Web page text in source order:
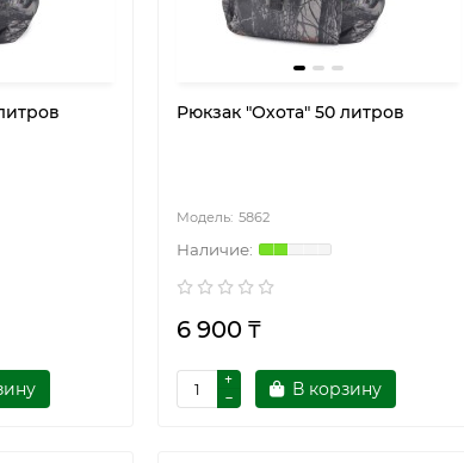
Рюкзак "Охота" 50 литров
5862
6 900 ₸
В корзину